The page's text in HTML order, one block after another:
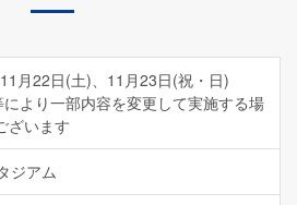
月22日(土)、11月23日(祝・日)
より一部内容を変更して実施する場
ざいます
ジアム